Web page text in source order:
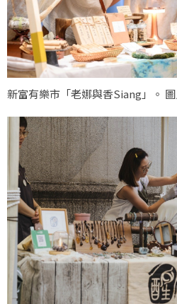
新富有樂市「老娜與香Siang」。